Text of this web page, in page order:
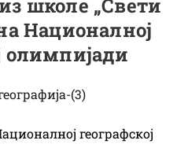
школе „Свети
Националној
олимпијади
географској